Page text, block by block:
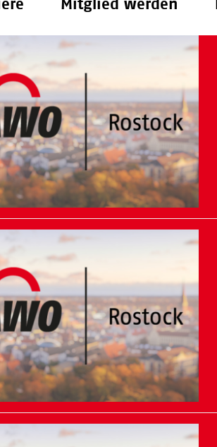
Mitglied werden